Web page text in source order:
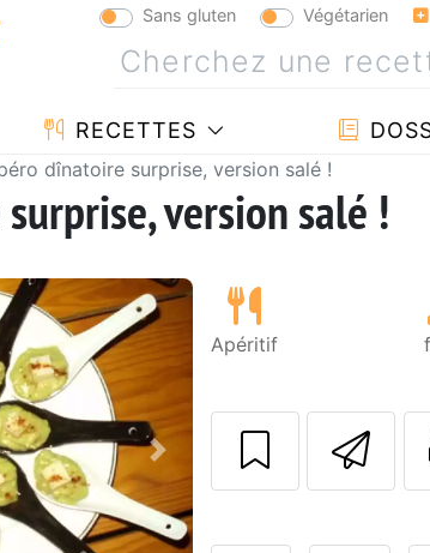
Sans gluten Végétarien
RECETTES
dînatoire surprise, version salé !
version salé !
Suivant
Apéritif